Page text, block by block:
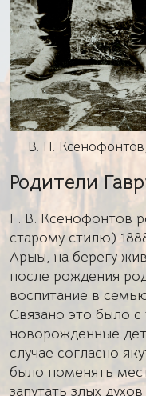
В. Н.
Родители
Г. В. Ксенофонтов
старому стилю)
Арыы, на берегу
после рождения
воспитание в
Связано это было
новорожденные
случае согласно
было поменять
запутать злых